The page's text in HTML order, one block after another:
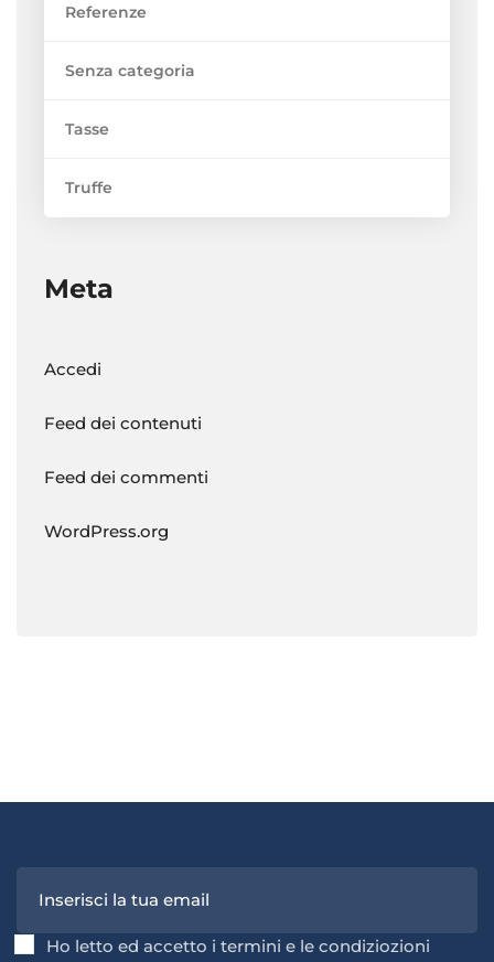
Referenze
Senza categoria
Tasse
Truffe
Meta
Accedi
Feed dei contenuti
Feed dei commenti
WordPress.org
Ho letto ed accetto i termini e le condiziozioni